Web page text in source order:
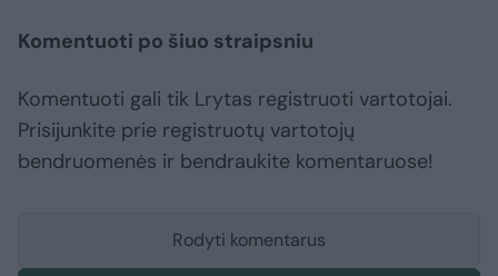
Komentuoti po šiuo straipsniu
Komentuoti gali tik Lrytas registruoti vartotojai.
Prisijunkite prie registruotų vartotojų
bendruomenės ir bendraukite komentaruose!
Rodyti komentarus